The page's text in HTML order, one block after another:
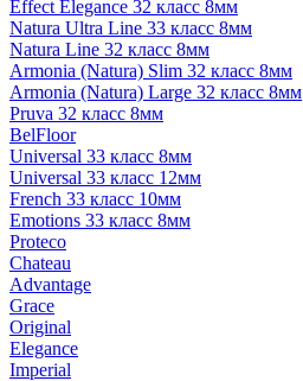
Effect Elegance 32 класс 8мм
Natura Ultra Line 33 класс 8мм
Natura Line 32 класс 8мм
Armonia (Natura) Slim 32 класс 8мм
Armonia (Natura) Large 32 класс 8мм
Pruva 32 класс 8мм
BelFloor
Universal 33 класс 8мм
Universal 33 класс 12мм
French 33 класс 10мм
Emotions 33 класс 8мм
Proteco
Chateau
Advantage
Grace
Original
Elegance
Imperial